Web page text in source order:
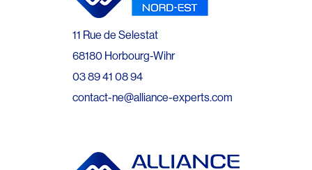
11 Rue de Selestat
68180 Horbourg-Wihr
03 89 41 08 94
contact-ne@alliance-experts.com